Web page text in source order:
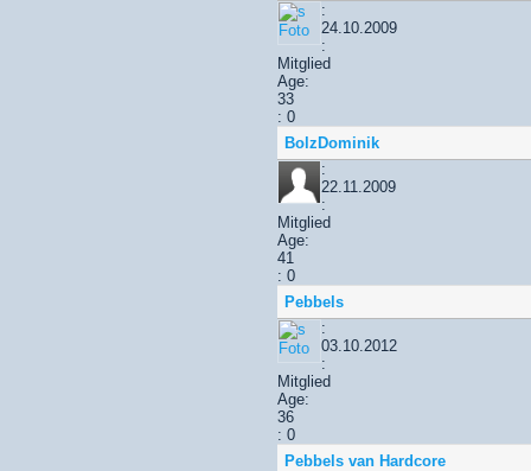
:
24.10.2009
:
Mitglied
Age:
33
: 0
BolzDominik
:
22.11.2009
:
Mitglied
Age:
41
: 0
Pebbels
:
03.10.2012
:
Mitglied
Age:
36
: 0
Pebbels van Hardcore